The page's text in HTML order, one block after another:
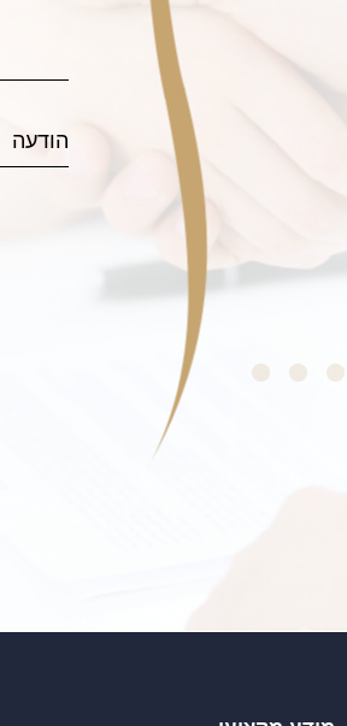
my educational pursuits
in college.
a similar dilemma.
Thank you!